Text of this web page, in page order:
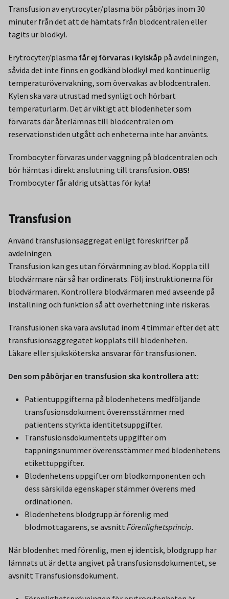
Transfusion av erytrocyter/plasma bör påbörjas inom 30
minuter från det att de hämtats från blodcentralen eller
tagits ur blodkyl.
Erytrocyter/plasma får ej förvaras i kylskåp på avdelningen,
såvida det inte finns en godkänd blodkyl med kontinuerlig
temperaturövervakning, som övervakas av blodcentralen.
Kylen ska vara utrustad med synligt och hörbart
temperaturlarm. Det är viktigt att blodenheter som
förvarats där återlämnas till blodcentralen om
reservationstiden utgått och enheterna inte har använts.
Trombocyter förvaras under vaggning på blodcentralen och
bör hämtas i direkt anslutning till transfusion. OBS!
Trombocyter får aldrig utsättas för kyla!
Transfusion
Använd transfusionsaggregat enligt föreskrifter på
avdelningen.
Transfusion kan ges utan förvärmning av blod. Koppla till
blodvärmare när så har ordinerats. Följ instruktionerna för
blodvärmaren. Kontrollera blodvärmaren med avseende på
inställning och funktion så att överhettning inte riskeras.
Transfusionen ska vara avslutad inom 4 timmar efter det att
transfusionsaggregatet kopplats till blodenheten.
Läkare eller sjuksköterska ansvarar för transfusionen.
Den som påbörjar en transfusion ska kontrollera att:
Patientuppgifterna på blodenhetens medföljande
transfusionsdokument överensstämmer med
patientens styrkta identitetsuppgifter.
Transfusionsdokumentets uppgifter om
tappningsnummer överensstämmer med blodenhetens
etikettuppgifter.
Blodenhetens uppgifter om blodkomponenten och
dess särskilda egenskaper stämmer överens med
ordinationen.
Blodenhetens blodgrupp är förenlig med
blodmottagarens, se avsnitt Förenlighetsprincip.
När blodenhet med förenlig, men ej identisk, blodgrupp har
lämnats ut är detta angivet på transfusionsdokumentet, se
avsnitt Transfusionsdokument.